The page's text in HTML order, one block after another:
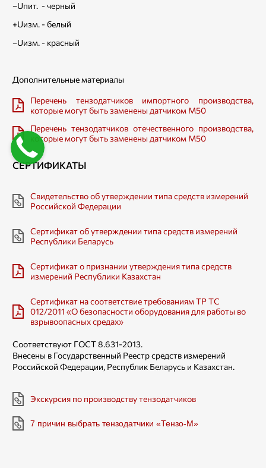
–Uпит. - черный
+Uизм. - белый
–Uизм. - красный
Дополнительные материалы
Перечень тензодатчиков импортного производства,
которые могут быть заменены датчиком M50
Перечень тензодатчиков отечественного производства,
которые могут быть заменены датчиком M50
​СЕРТИФИКАТЫ
Свидетельство об утверждении типа средств измерений
Российской Федерации
Сертификат об утверждении типа средств измерений
Республики Беларусь
Сертификат о признании утверждения типа средств
измерений Республики Казахстан
Cертификат на соответствие требованиям TP ТС
012/2011 «О безопасности оборудования для работы во
взрывоопасных средах»
Соответствуют ГОСТ 8.631-2013.
Внесены в Государственный Реестр средств измерений
Российской Федерации, Республик Беларусь и Казахстан.
Экскурсия по производству тензодатчиков
7 причин выбрать тензодатчики «Тензо-М»